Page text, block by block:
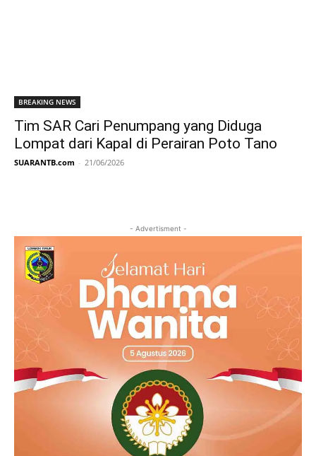
BREAKING NEWS
Tim SAR Cari Penumpang yang Diduga
Lompat dari Kapal di Perairan Poto Tano
SUARANTB.com - 21/06/2026
- Advertisment -